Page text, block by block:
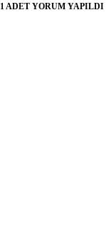
1 ADET YORUM YAPILDI